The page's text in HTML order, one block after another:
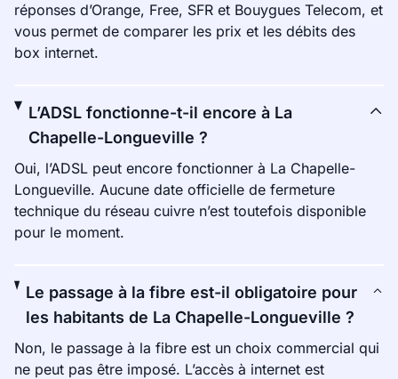
réponses d’Orange, Free, SFR et Bouygues Telecom, et
vous permet de comparer les prix et les débits des
box internet.
L’ADSL fonctionne-t-il encore à La
Chapelle-Longueville ?
Oui, l’ADSL peut encore fonctionner à La Chapelle-
Longueville. Aucune date officielle de fermeture
technique du réseau cuivre n’est toutefois disponible
pour le moment.
Le passage à la fibre est-il obligatoire pour
les habitants de La Chapelle-Longueville ?
Non, le passage à la fibre est un choix commercial qui
ne peut pas être imposé. L’accès à internet est